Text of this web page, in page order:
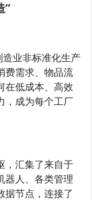
”
业非标准化生产
费需求、物品流
在低成本、高效
，成为每个工厂
，汇集了来自于
器人、各类管理
据节点，连接了